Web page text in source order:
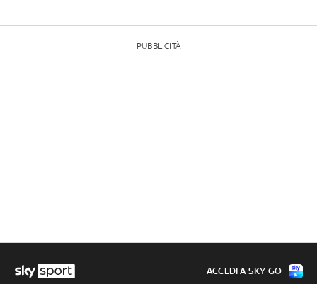
PUBBLICITÀ
ACCEDI A SKY GO